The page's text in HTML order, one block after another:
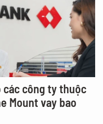
các công ty thuộc
Mount vay bao